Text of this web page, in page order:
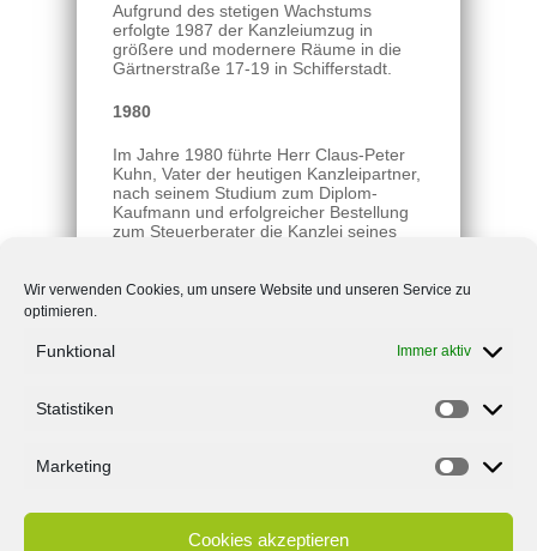
Wir verwenden Cookies, um unsere Website und unseren Service zu
optimieren.
Funktional Immer aktiv
Statistiken
Marketing
Cookies akzeptieren
Aufgrund des stetigen Wachstums
erfolgte 1987 der Kanzleiumzug in
größere und modernere Räume in die
Gärtnerstraße 17-19 in Schifferstadt.
1980
Im Jahre 1980 führte Herr Claus-Peter
Kuhn, Vater der heutigen Kanzleipartner,
nach seinem Studium zum Diplom-
Kaufmann und erfolgreicher Bestellung
zum Steuerberater die Kanzlei seines
1970
Steuerberater Paul Kuhn, dem